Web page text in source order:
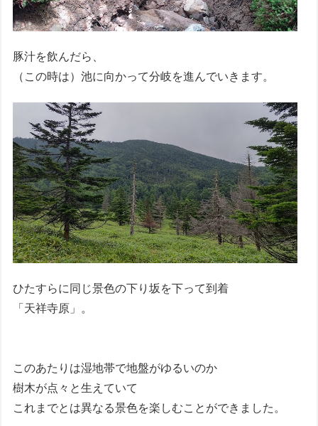
豚汁を飲んだら、
（この時は）池に向かって分岐を進んでいきます。
ひたすらに同じ景色の下り坂を下って到着
「天祥寺原」。
このあたりは湿地帯で地盤がゆるいのか
樹木が点々と生えていて
これまでとは異なる景色を楽しむことができました。